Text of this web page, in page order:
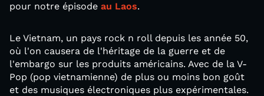
pour notre épisode au Laos.
Le Vietnam, un pays rock n roll depuis les année 50,
où l'on causera de l'héritage de la guerre et de
l'embargo sur les produits américains. Avec de la V-
Pop (pop vietnamienne) de plus ou moins bon goût
et des musiques électroniques plus expérimentales.